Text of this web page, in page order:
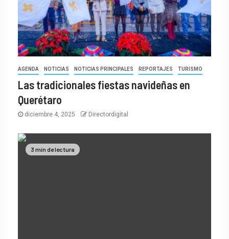
AGENDA NOTICIAS NOTICIAS PRINCIPALES REPORTAJES TURISMO
Las tradicionales fiestas navideñas en
Querétaro
diciembre 4, 2025 Directordigital
3 min de lectura